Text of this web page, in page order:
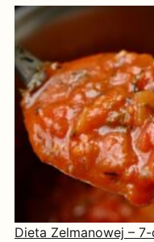
Dieta Zelmanowej –